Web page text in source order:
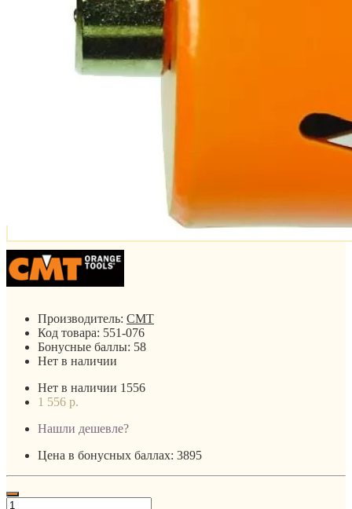
Производитель: CMT
Код товара: 551-076
Бонусные баллы: 58
Нет в наличии
Нет в наличии 1556
1 556 р.
Нашли дешевле?
Цена в бонусных баллах: 3895